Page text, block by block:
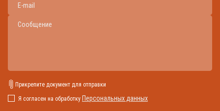
Прикрепите документ для отправки
Я согласен на обработку Персональных данных